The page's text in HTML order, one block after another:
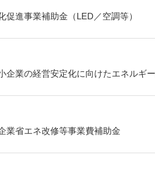
進事業補助金（LED／空調等）
企業の経営安定化に向けたエネルギ
業省エネ改修等事業費補助金